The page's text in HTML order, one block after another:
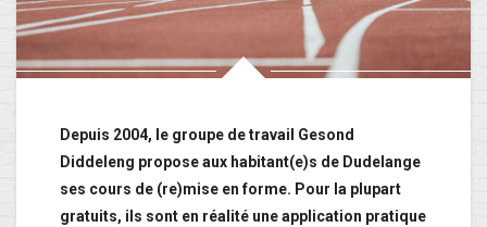
Depuis 2004, le groupe de travail Gesond
Diddeleng propose aux habitant(e)s de Dudelange
ses cours de (re)mise en forme. Pour la plupart
gratuits, ils sont en réalité une application pratique